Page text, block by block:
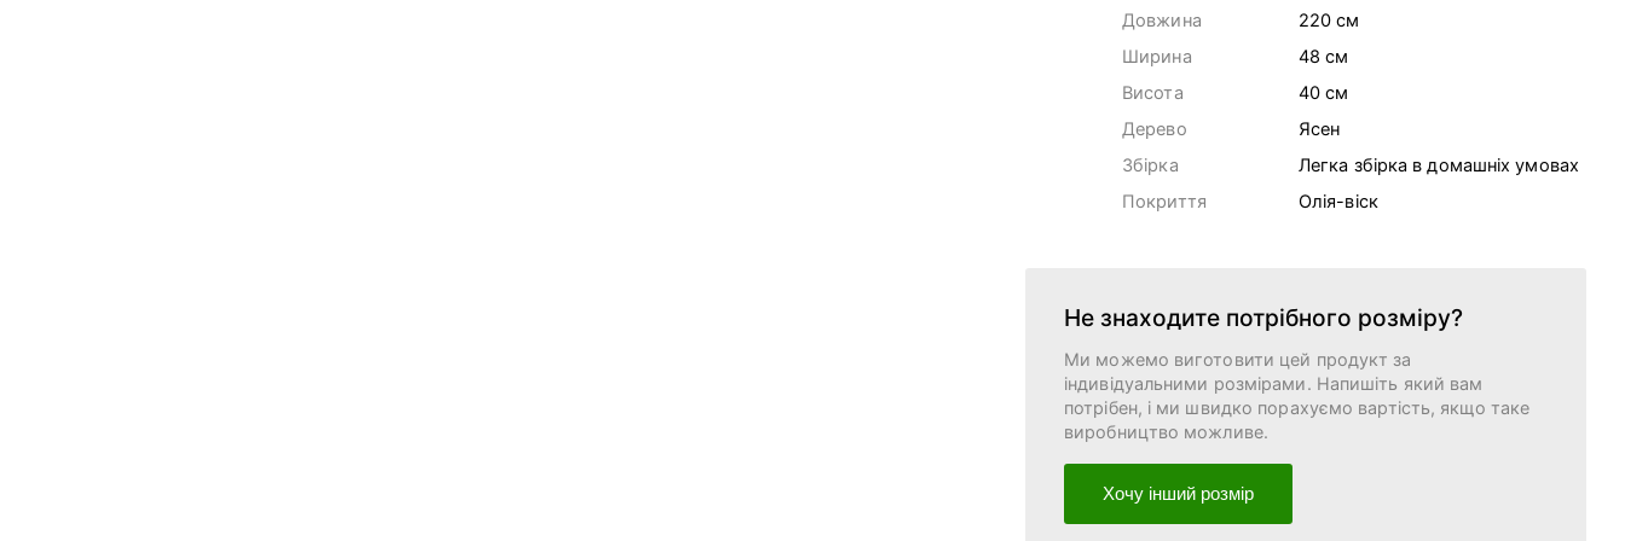
Довжина
220 cм
Ширина
48 cм
Висота
40 cм
Дерево
Ясен
Збірка
Легка збірка в домашніх умовах
Покриття
Олія-віск
Не знаходите потрібного розміру?
Ми можемо виготовити цей продукт за
індивідуальними розмірами. Напишіть який вам
потрібен, і ми швидко порахуємо вартість, якщо таке
виробництво можливе.
Хочу інший розмір